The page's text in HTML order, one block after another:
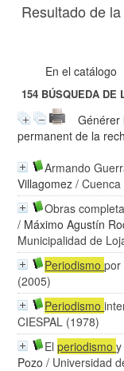
Resultado de
En el catálogo
154 BÚSQUEDA
Générer
permanent de la
Armando
Villagomez /
Obras
/ Máximo Agustín
Municipalidad de
Periodismopor
(2005)
Periodismo
CIESPAL (1978)
Elperiodismo
Pozo / Universidad